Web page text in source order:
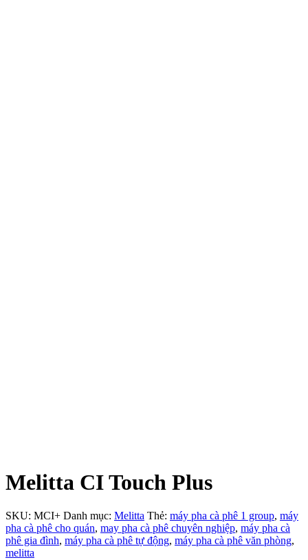
Melitta CI Touch Plus
SKU: MCI+ Danh mục: Melitta Thẻ: máy pha cà phê 1 group, máy
pha cà phê cho quán, may pha cà phê chuyên nghiệp, máy pha cà
phê gia đình, máy pha cà phê tự động, máy pha cà phê văn phòng,
melitta